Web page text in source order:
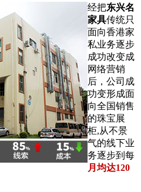
经把东兴名
家具传统只
面向香港家
私业务逐步
成功改变成
网络营销
后，公司成
功变形成面
向全国销售
的珠宝展
柜,从不景
气的线下业
务逐步到每
月均达120